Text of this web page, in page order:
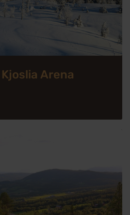
Arena